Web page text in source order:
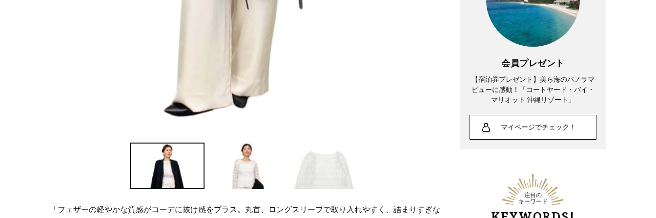
「フェザーの軽やかな質感がコーデに抜け感をプラス。丸首、ロングスリーブで取り入れやすく、詰まりすぎな
会員プレゼント
【宿泊券プレゼント】美ら海のパノラマ
ビューに感動！「コートヤード・バイ・
マリオット 沖縄リゾート」
マイページでチェック！
注目の
キーワード